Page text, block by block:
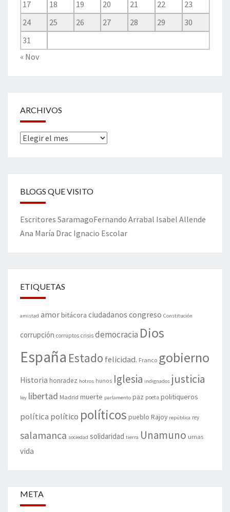
17
18 19 20 21 22
23
24
25 26 27 28 29
30
31
« Nov
ARCHIVOS
Archivos
BLOGS QUE VISITO
Escritores SaramagoFernando Arrabal Isabel Allende
Ana María Drac Ignacio Escolar
ETIQUETAS
amistad amorbitácora ciudadanos congreso Constitución
corrupción corruptos crisis democracia Dios
España Estado felicidad. Franco gobierno
Historia honradez hotros hunos Iglesia indignados justicia
ley libertad Madrid muerte parlamento paz poeta politiqueros
política político políticos pueblo Rajoy república rey
salamanca sociedad solidaridad tierra Unamuno urnas
vida
META